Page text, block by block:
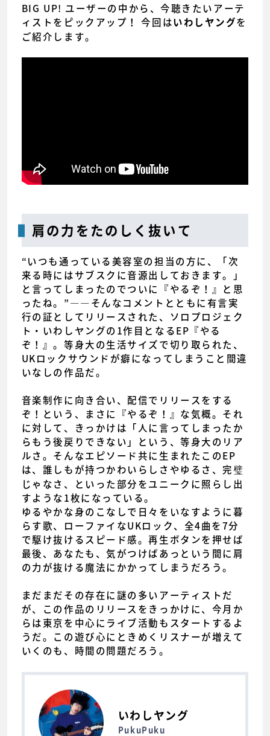
BIG UP! ユーザーの中から、今聴きたいアーテ
ィストをピックアップ！ 今回はいわしヤングを
ご紹介します。
肩の力をたのしく抜いて
“いつも通っている美容室の担当の方に、「次
来る時にはサブスクに音源出しておきます。」
と言ってしまったのでついに『やるぞ！』と思
ったね。”――そんなコメントとともに有言実
行の証としてリリースされた、ソロプロジェク
ト・いわしヤングの1作目となるEP『やる
ぞ！』。等身大の生活サイズで切り取られた、
UKロックサウンドが癖になってしまうこと間違
いなしの作品だ。
音楽制作に向き合い、配信でリリースをする
ぞ！という、まさに『やるぞ！』な気概。それ
に対して、きっかけは「人に言ってしまったか
らもう後戻りできない」という、等身大のリア
ルさ。そんなエピソード共に生まれたこのEP
は、誰しもが持つかわいらしさやゆるさ、完璧
じゃなさ、といった部分をユニークに照らし出
すような1枚になっている。
ゆるやかな身のこなしで日々をいなすように暮
らす歌、ローファイなUKロック、全4曲を7分
で駆け抜けるスピード感。再生ボタンを押せば
最後、あなたも、気がつけばあっという間に肩
の力が抜ける魔法にかかってしまうだろう。
まだまだその存在に謎の多いアーティストだ
が、この作品のリリースをきっかけに、今月か
らは東京を中心にライブ活動もスタートするよ
うだ。この遊び心にときめくリスナーが増えて
いくのも、時間の問題だろう。
いわしヤング
PukuPuku